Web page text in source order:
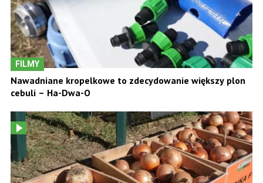
FILMY
Nawadniane kropelkowe to zdecydowanie większy plon
cebuli – Ha-Dwa-O